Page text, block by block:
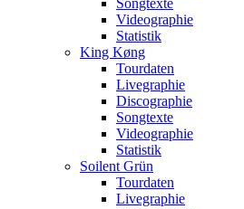
Songtexte
Videographie
Statistik
King Køng
Tourdaten
Livegraphie
Discographie
Songtexte
Videographie
Statistik
Soilent Grün
Tourdaten
Livegraphie